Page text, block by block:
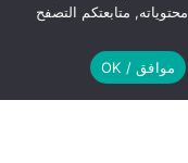
Inscrivez-vous à notre
متابعتكم التصفح
OK / موافق